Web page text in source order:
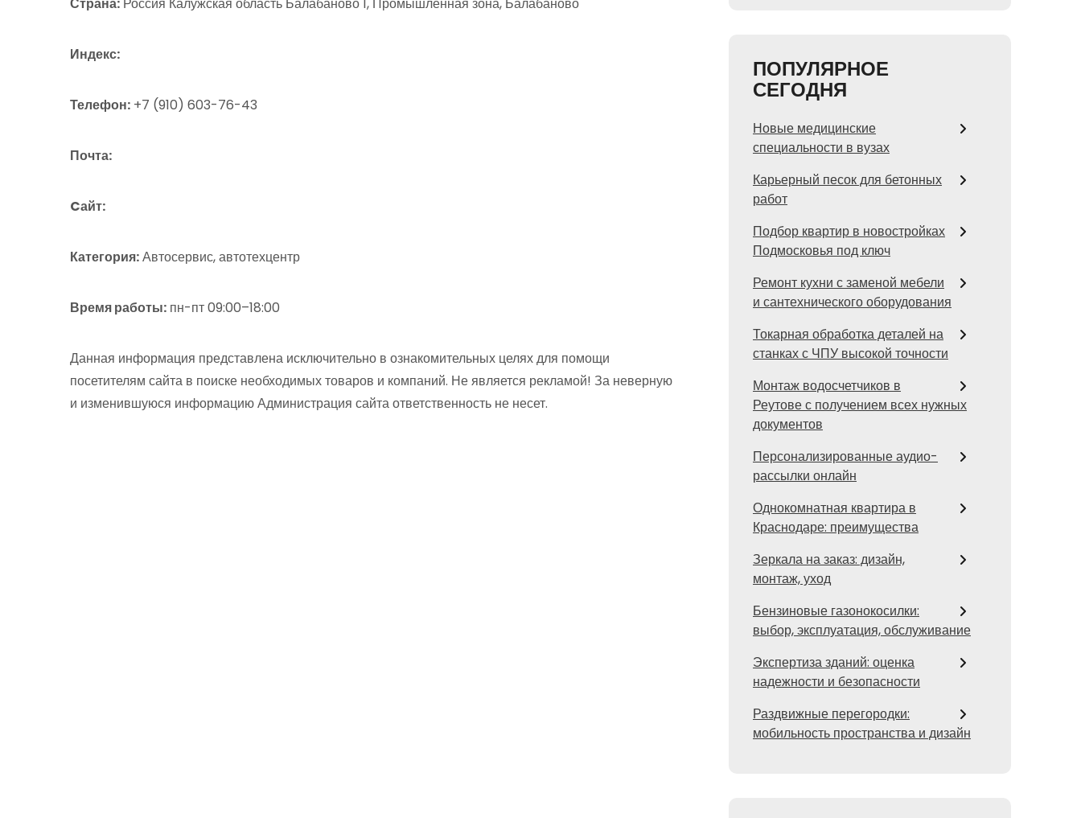
Индекс:
Телефон: +7 (910) 603-76-43
Почта:
Cайт:
Категория:Автосервис, автотехцентр
Время работы: пн-пт 09:00–18:00
Данная информация представлена исключительно в ознакомительных целях для помощи
посетителям сайта в поиске необходимых товаров и компаний. Не является рекламой! За неверную
и изменившуюся информацию Администрация сайта ответственность не несет.
ПОПУЛЯРНОЕ
СЕГОДНЯ
Новые медицинские
специальности в вузах
Карьерный песок для бетонных
работ
Подбор квартир в новостройках
Подмосковья под ключ
Ремонт кухни с заменой мебели
и сантехнического оборудования
Токарная обработка деталей на
станках с ЧПУ высокой точности
Монтаж водосчетчиков в
Реутове с получением всех нужных
документов
Персонализированные аудио-
рассылки онлайн
Однокомнатная квартира в
Краснодаре: преимущества
Зеркала на заказ: дизайн,
монтаж, уход
Бензиновые газонокосилки:
выбор, эксплуатация, обслуживание
Экспертиза зданий: оценка
надежности и безопасности
Раздвижные перегородки:
мобильность пространства и дизайн